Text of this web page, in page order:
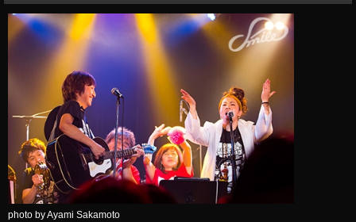
photo by Ayami Sakamoto